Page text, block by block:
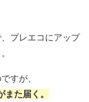
プレエコにアップ
すが、
た届く。